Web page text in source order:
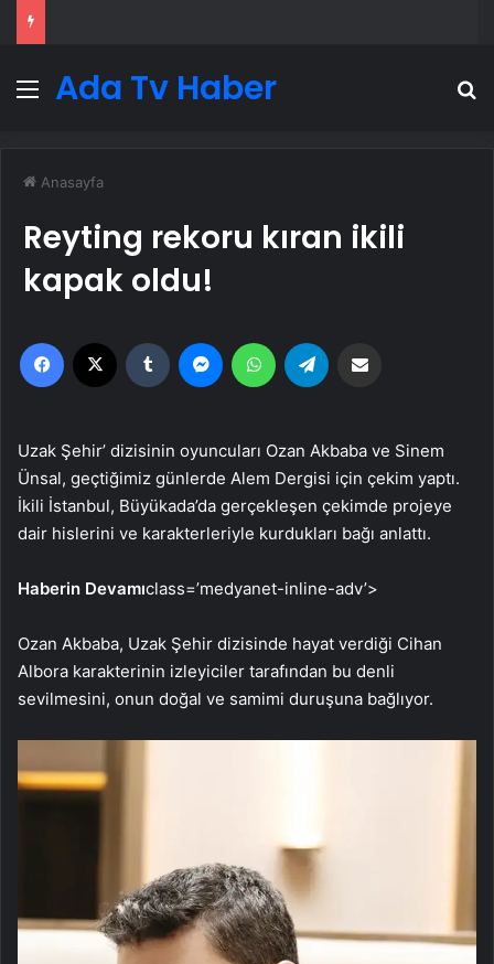
Menü
Ada Tv Haber
Anasayfa
Reyting rekoru kıran ikili
kapak oldu!
Facebook Tumblr MessengerWhatsApp
Uzak Şehir’ dizisinin oyuncuları Ozan Akbaba ve Sinem
Ünsal, geçtiğimiz günlerde Alem Dergisi için çekim yaptı.
İkili İstanbul, Büyükada’da gerçekleşen çekimde projeye
dair hislerini ve karakterleriyle kurdukları bağı anlattı.
Haberin Devamıclass=’medyanet-inline-adv’>
Ozan Akbaba, Uzak Şehir dizisinde hayat verdiği Cihan
Albora karakterinin izleyiciler tarafından bu denli
sevilmesini, onun doğal ve samimi duruşuna bağlıyor.